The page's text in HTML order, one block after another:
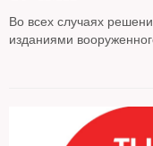
Во всех случаях
изданиями